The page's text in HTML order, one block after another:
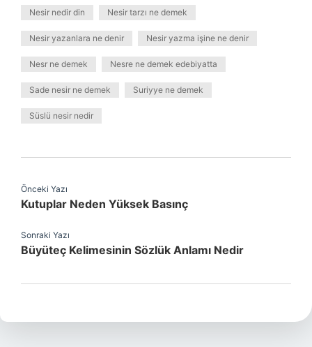
Nesir nedir din Nesir tarzı ne demek
Nesir yazanlara ne denir Nesir yazma işine ne denir
Nesr ne demek Nesre ne demek edebiyatta
Sade nesir ne demek Suriyye ne demek
Süslü nesir nedir
Önceki Yazı
Kutuplar Neden Yüksek Basınç
Sonraki Yazı
Büyüteç Kelimesinin Sözlük Anlamı Nedir